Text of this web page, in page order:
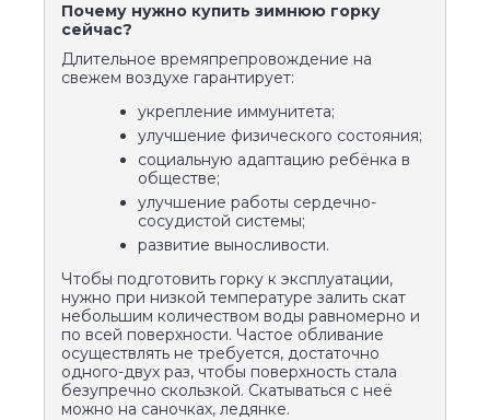
Почему нужно купить зимнюю горку
сейчас?
Длительное времяпрепровождение на
свежем воздухе гарантирует:
укрепление иммунитета;
улучшение физического состояния;
социальную адаптацию ребёнка в
обществе;
улучшение работы сердечно-
сосудистой системы;
развитие выносливости.
Чтобы подготовить горку к эксплуатации,
нужно при низкой температуре залить скат
небольшим количеством воды равномерно и
по всей поверхности. Частое обливание
осуществлять не требуется, достаточно
одного-двух раз, чтобы поверхность стала
безупречно скользкой. Скатываться с неё
можно на саночках, ледянке.